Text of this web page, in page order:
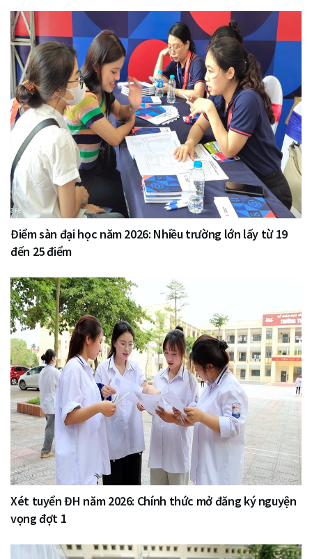
Điểm sàn đại học năm 2026: Nhiều trường lớn lấy từ 19
đến 25 điểm
Xét tuyển ĐH năm 2026: Chính thức mở đăng ký nguyện
vọng đợt 1